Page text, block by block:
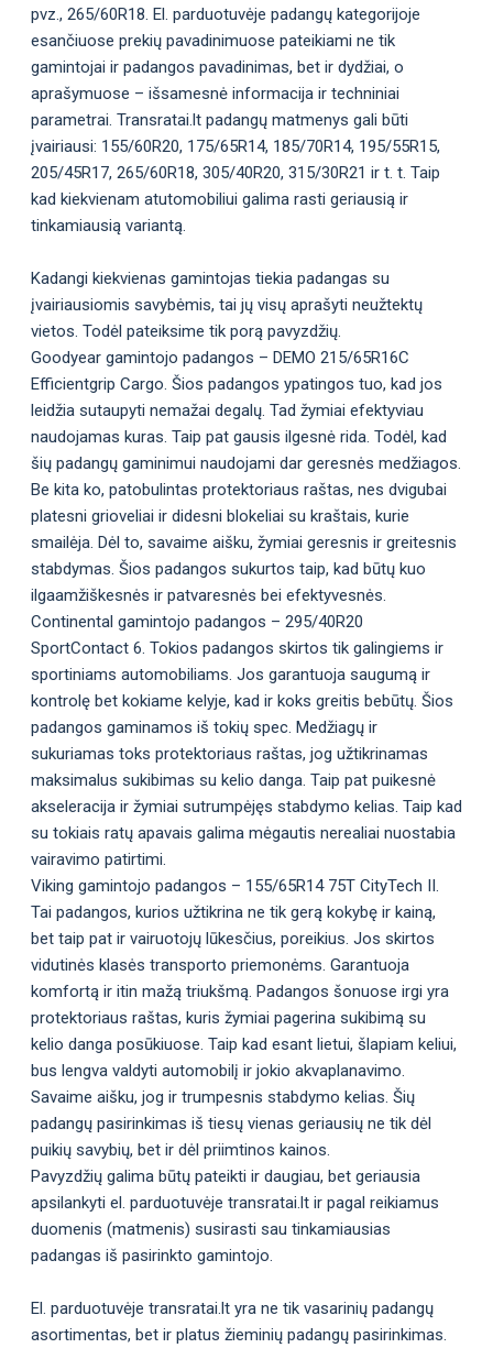
pvz., 265/60R18. El. parduotuvėje padangų kategorijoje
esančiuose prekių pavadinimuose pateikiami ne tik
gamintojai ir padangos pavadinimas, bet ir dydžiai, o
aprašymuose – išsamesnė informacija ir techniniai
parametrai. Transratai.lt padangų matmenys gali būti
įvairiausi: 155/60R20, 175/65R14, 185/70R14, 195/55R15,
205/45R17, 265/60R18, 305/40R20, 315/30R21 ir t. t. Taip
kad kiekvienam atutomobiliui galima rasti geriausią ir
tinkamiausią variantą.
Kadangi kiekvienas gamintojas tiekia padangas su
įvairiausiomis savybėmis, tai jų visų aprašyti neužtektų
vietos. Todėl pateiksime tik porą pavyzdžių.
Goodyear gamintojo padangos – DEMO 215/65R16C
Efficientgrip Cargo. Šios padangos ypatingos tuo, kad jos
leidžia sutaupyti nemažai degalų. Tad žymiai efektyviau
naudojamas kuras. Taip pat gausis ilgesnė rida. Todėl, kad
šių padangų gaminimui naudojami dar geresnės medžiagos.
Be kita ko, patobulintas protektoriaus raštas, nes dvigubai
platesni grioveliai ir didesni blokeliai su kraštais, kurie
smailėja. Dėl to, savaime aišku, žymiai geresnis ir greitesnis
stabdymas. Šios padangos sukurtos taip, kad būtų kuo
ilgaamžiškesnės ir patvaresnės bei efektyvesnės.
Continental gamintojo padangos – 295/40R20
SportContact 6. Tokios padangos skirtos tik galingiems ir
sportiniams automobiliams. Jos garantuoja saugumą ir
kontrolę bet kokiame kelyje, kad ir koks greitis bebūtų. Šios
padangos gaminamos iš tokių spec. Medžiagų ir
sukuriamas toks protektoriaus raštas, jog užtikrinamas
maksimalus sukibimas su kelio danga. Taip pat puikesnė
akseleracija ir žymiai sutrumpėjęs stabdymo kelias. Taip kad
su tokiais ratų apavais galima mėgautis nerealiai nuostabia
vairavimo patirtimi.
Viking gamintojo padangos – 155/65R14 75T CityTech II.
Tai padangos, kurios užtikrina ne tik gerą kokybę ir kainą,
bet taip pat ir vairuotojų lūkesčius, poreikius. Jos skirtos
vidutinės klasės transporto priemonėms. Garantuoja
komfortą ir itin mažą triukšmą. Padangos šonuose irgi yra
protektoriaus raštas, kuris žymiai pagerina sukibimą su
kelio danga posūkiuose. Taip kad esant lietui, šlapiam keliui,
bus lengva valdyti automobilį ir jokio akvaplanavimo.
Savaime aišku, jog ir trumpesnis stabdymo kelias. Šių
padangų pasirinkimas iš tiesų vienas geriausių ne tik dėl
puikių savybių, bet ir dėl priimtinos kainos.
Pavyzdžių galima būtų pateikti ir daugiau, bet geriausia
apsilankyti el. parduotuvėje transratai.lt ir pagal reikiamus
duomenis (matmenis) susirasti sau tinkamiausias
padangas iš pasirinkto gamintojo.
El. parduotuvėje transratai.lt yra ne tik vasarinių padangų
asortimentas, bet ir platus žieminių padangų pasirinkimas.